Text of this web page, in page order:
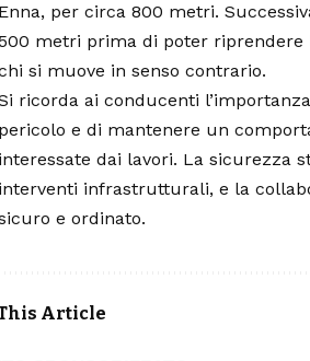
Enna, per circa 800 metri.
500 metri prima di poter riprendere
si muove in senso contrario.
ricorda ai conducenti
pericolo e di mantenere un
interessate dai lavori. La sicurezza
interventi infrastrutturali, e la
e ordinato.
Article